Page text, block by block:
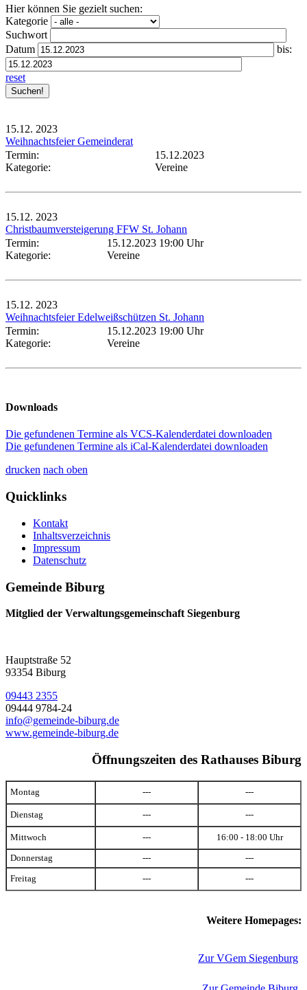
Hier können Sie gezielt suchen:
Kategorie
Suchwort
Datum
bis:
reset
15.12. 2023
Weihnachtsfeier Gemeinderat
Termin:
15.12.2023
Kategorie:
Vereine
15.12. 2023
Christbaumversteigerung FFW St. Johann
Termin:
15.12.2023 19:00 Uhr
Kategorie:
Vereine
15.12. 2023
Weihnachtsfeier Edelweißschützen St. Johann
Termin:
15.12.2023 19:00 Uhr
Kategorie:
Vereine
Downloads
Die gefundenen Termine als VCS-Kalenderdatei downloaden
Die gefundenen Termine als iCal-Kalenderdatei downloaden
drucken nach oben
Quicklinks
Kontakt
Inhaltsverzeichnis
Impressum
Datenschutz
Gemeinde Biburg
Mitglied der Verwaltungsgemeinschaft Siegenburg
Hauptstraße 52
93354 Biburg
09443 2355
09444 9784-24
info@gemeinde-biburg.de
www.gemeinde-biburg.de
Öffnungszeiten des Rathauses Biburg
Montag --- ---
Dienstag --- ---
Mittwoch --- 16:00 - 18:00 Uhr
Donnerstag --- ---
Freitag --- ---
Weitere Homepages:
Zur VGem Siegenburg